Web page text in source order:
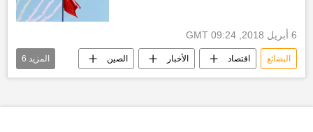
6 أبريل 2018, 09:24 GMT
البضائع اقتصاد الأخبار الصين
العلاقات التجارية بيان مصالح وطنية
المزيد 6